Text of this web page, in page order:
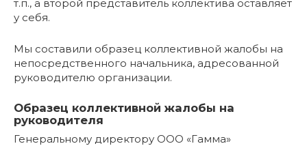
т.п., а второй представитель коллектива оставляет
у себя.
Мы составили образец коллективной жалобы на
непосредственного начальника, адресованной
руководителю организации.
Образец коллективной жалобы на
руководителя
Генеральному директору ООО «Гамма»